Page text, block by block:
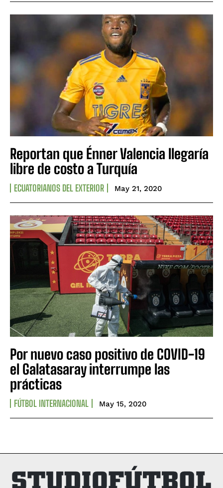
Reportan que Énner Valencia llegaría
libre de costo a Turquía
ECUATORIANOS DEL EXTERIOR May 21, 2020
Por nuevo caso positivo de COVID-19
el Galatasaray interrumpe las
prácticas
FÚTBOL INTERNACIONAL May 15, 2020